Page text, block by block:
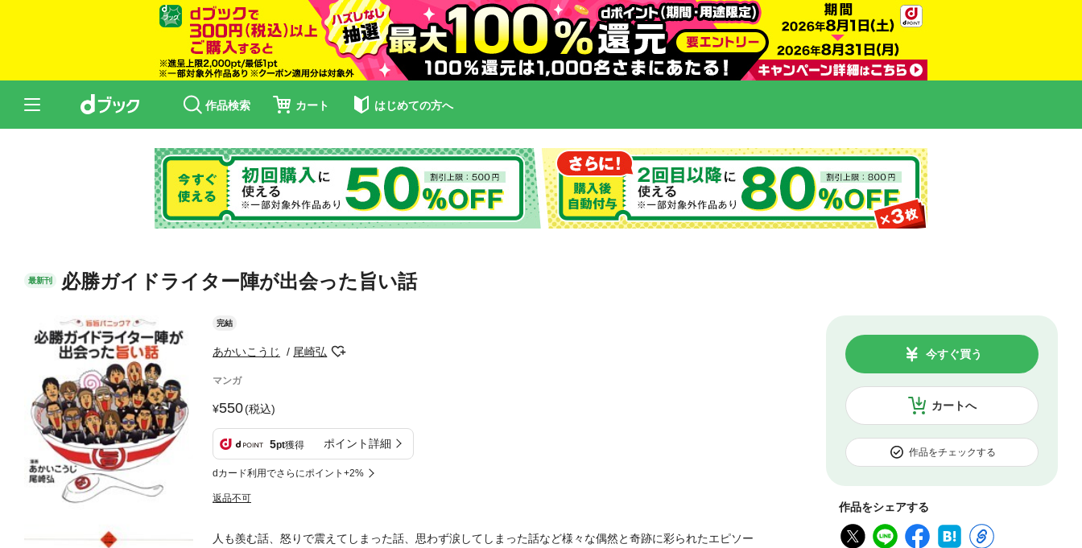
作品検索 カート はじめての方へ
最新刊 必勝ガイドライター陣が出会った旨い話
完結
あかいこうじ 尾崎弘
マンガ
550(税込)
5pt獲得 ポイント詳細
dカード利用でさらにポイント+2%
返品不可
カートへ
今すぐ買う
作品をチェックする
作品をシェアする
人も羨む話、怒りで震えてしまった話、思わず涙してしまった話など様々な偶然と奇跡に彩られたエピソー